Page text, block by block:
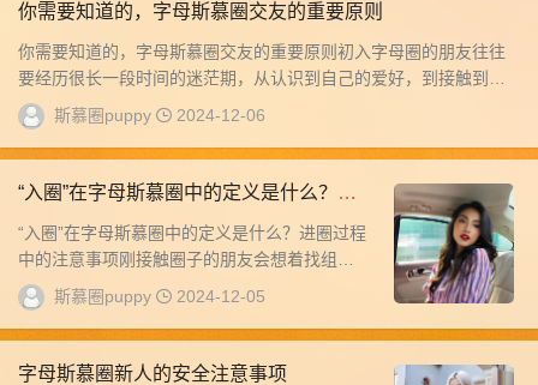
你需要知道的，字母斯慕圈交友的重要原则
你需要知道的，字母斯慕圈交友的重要原则初入字母圈的朋友往往
要经历很长一段时间的迷茫期，从认识到自己的爱好，到接触到这
个圈子，再到...
斯慕圈puppy 2024-12-06
“入圈”在字母斯慕圈中的定义是什么？进
圈过程中的注意事项
“入圈”在字母斯慕圈中的定义是什么？进圈过程
中的注意事项刚接触圈子的朋友会想着找组织
入圈，或者想找人带一下加入圈子。到底什么
标准...
斯慕圈puppy 2024-12-05
字母斯慕圈新人的安全注意事项